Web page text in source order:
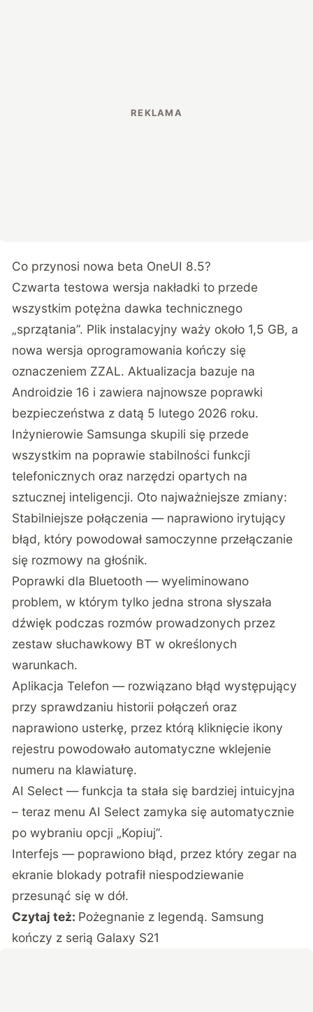
Co przynosi nowa beta OneUI 8.5?
Czwarta testowa wersja nakładki to przede
wszystkim potężna dawka technicznego
„sprzątania”. Plik instalacyjny waży około 1,5 GB, a
nowa wersja oprogramowania kończy się
oznaczeniem ZZAL. Aktualizacja bazuje na
Androidzie 16 i zawiera najnowsze poprawki
bezpieczeństwa z datą 5 lutego 2026 roku.
Inżynierowie Samsunga skupili się przede
wszystkim na poprawie stabilności funkcji
telefonicznych oraz narzędzi opartych na
sztucznej inteligencji. Oto najważniejsze zmiany:
Stabilniejsze połączenia — naprawiono irytujący
błąd, który powodował samoczynne przełączanie
się rozmowy na głośnik.
Poprawki dla Bluetooth — wyeliminowano
problem, w którym tylko jedna strona słyszała
dźwięk podczas rozmów prowadzonych przez
zestaw słuchawkowy BT w określonych
warunkach.
Aplikacja Telefon — rozwiązano błąd występujący
przy sprawdzaniu historii połączeń oraz
naprawiono usterkę, przez którą kliknięcie ikony
rejestru powodowało automatyczne wklejenie
numeru na klawiaturę.
AI Select — funkcja ta stała się bardziej intuicyjna
– teraz menu AI Select zamyka się automatycznie
po wybraniu opcji „Kopiuj”.
Interfejs — poprawiono błąd, przez który zegar na
ekranie blokady potrafił niespodziewanie
przesunąć się w dół.
Czytaj też: Pożegnanie z legendą. Samsung
kończy z serią Galaxy S21